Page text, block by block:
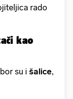
rado
kao
su i šalice,